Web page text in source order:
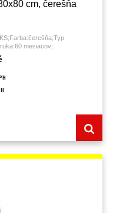
cm, čerešňa
mesiacov;